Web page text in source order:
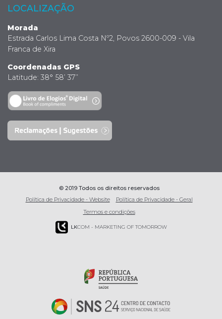
LOCALIZAÇÃO
Morada
Estrada Carlos Lima Costa Nº2, Povos 2600-009 - Vila
Franca de Xira
Coordenadas GPS
Latitude: 38° 58’ 37’’
© 2019 Todos os direitos reservados
Política de Privacidade - Website
Política de Privacidade - Geral
Termos e condições
LKCOM - MARKETING OF TOMORROW